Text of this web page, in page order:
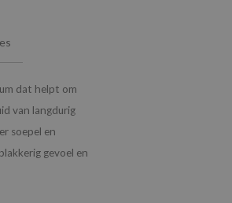
dat helpt om
van langdurig
soepel en
gevoel en